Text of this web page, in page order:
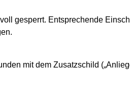
gesperrt. Entsprechende
mit dem Zusatzschild